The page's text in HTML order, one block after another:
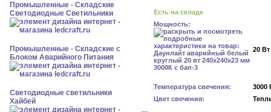
Промышленные - Складские
Светодиодные Светильники
Промышленные - Складские с
Блоком Аварийного Питания
Светодиодные светильники
Хайбей
Есть на складе
Мощность:
20 Вт
Температура свечения:
3000
Цвет свечения: